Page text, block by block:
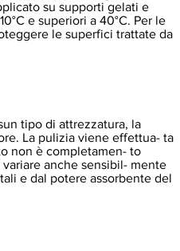
su supporti gelati e
e superiori a 40°C. Per le
le superfici trattate da
tipo di attrezzatura, la
La pulizia viene effettua- ta
non è completamen- to
anche sensibil- mente
e dal potere assorbente del